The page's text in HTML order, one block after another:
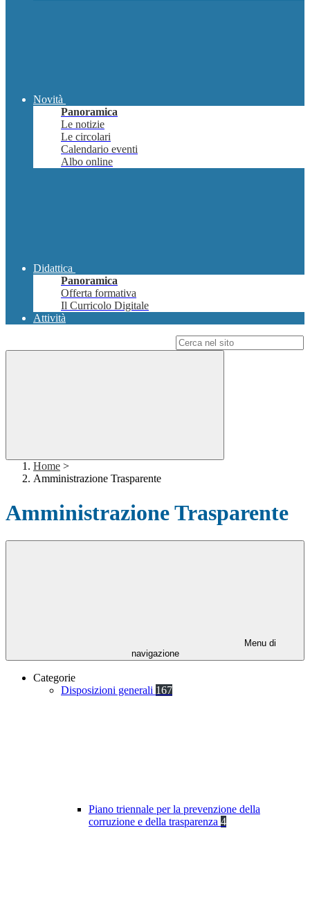
Novità
Panoramica
Le notizie
Le circolari
Calendario eventi
Albo online
Didattica
Panoramica
Offerta formativa
Il Curricolo Digitale
Attività
Home >
Amministrazione Trasparente
Amministrazione Trasparente
Menu di
navigazione
Categorie
Disposizioni generali 167
Piano triennale per la prevenzione della
corruzione e della trasparenza 4